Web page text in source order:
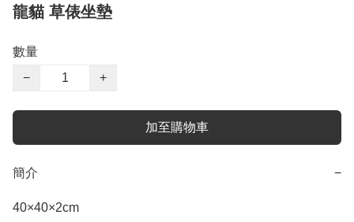
龍貓 草俵坐墊
數量
−
+
加至購物車
簡介 −
40×40×2cm